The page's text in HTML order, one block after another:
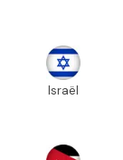
Israël